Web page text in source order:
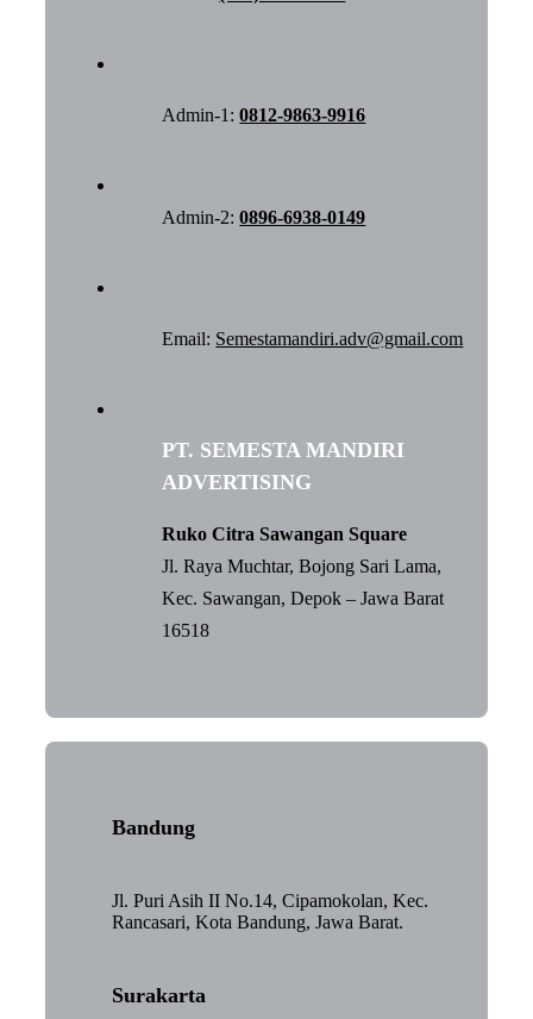
Admin-1:0812-9863-9916
Admin-2:0896-6938-0149
Email: Semestamandiri.adv@gmail.com
PT. SEMESTA MANDIRI
ADVERTISING
Ruko Citra Sawangan Square
Jl. Raya Muchtar, Bojong Sari Lama,
Kec. Sawangan, Depok – Jawa Barat
16518
Bandung
Jl. Puri Asih II No.14, Cipamokolan, Kec.
Rancasari, Kota Bandung, Jawa Barat.
Surakarta